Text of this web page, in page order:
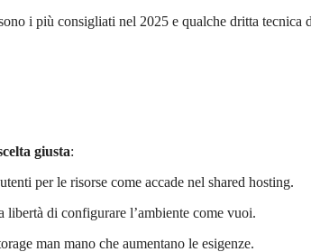
i più consigliati nel 2025 e qualche dritta tecnica
giusta:
per le risorse come accade nel shared hosting.
di configurare l’ambiente come vuoi.
man mano che aumentano le esigenze.